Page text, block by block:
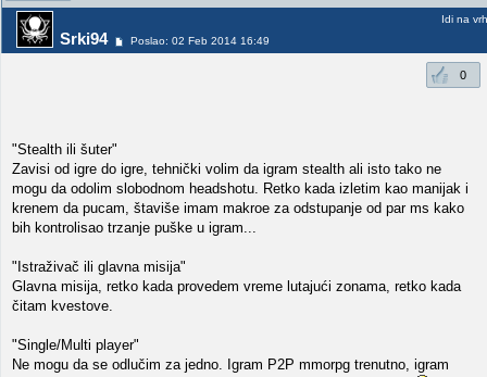
Srki94 Poslao: 02 Feb 2014 16:49
Idi na vrh
0
"Stealth ili šuter"
Zavisi od igre do igre, tehnički volim da igram stealth ali isto tako ne
mogu da odolim slobodnom headshotu. Retko kada izletim kao manijak i
krenem da pucam, štaviše imam makroe za odstupanje od par ms kako
bih kontrolisao trzanje puške u igram...
"Istraživač ili glavna misija"
Glavna misija, retko kada provedem vreme lutajući zonama, retko kada
čitam kvestove.
"Single/Multi player"
Ne mogu da se odlučim za jedno. Igram P2P mmorpg trenutno, igram